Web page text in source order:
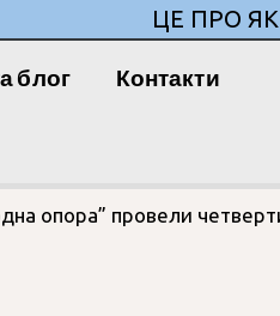
ЦЕ ПРО
блог Контакти
опора” провели